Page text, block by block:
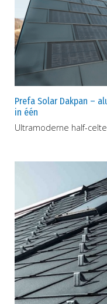
Prefa Solar Dakpan –
in één
Ultramoderne half-